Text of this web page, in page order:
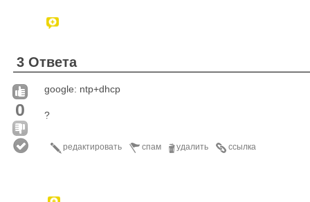
3 Ответа
0
google: ntp+dhcp
?
ссылка
удалить
спам
редактировать